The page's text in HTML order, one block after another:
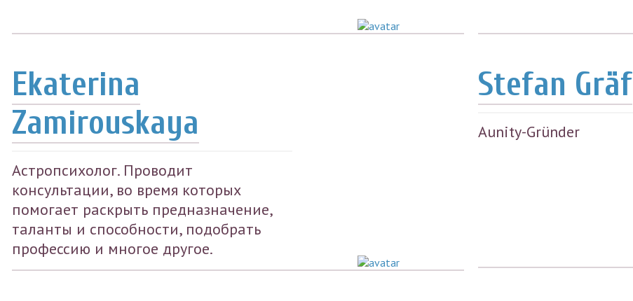
Ekaterina
Zamirouskaya
Астропсихолог. Проводит
консультации, во время которых
помогает раскрыть предназначение,
таланты и способности, подобрать
профессию и многое другое.
Stefan Gräf
Aunity-Gründer